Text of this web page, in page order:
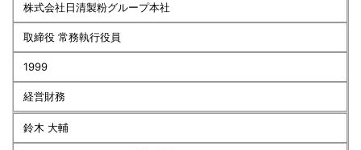
株式会社日清製粉グループ本社
取締役 常務執行役員
1999
経営財務
鈴木 大輔